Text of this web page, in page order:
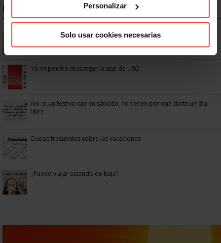
Personalizar
Solo usar cookies necesarias
NOTICIAS MÁS LEÍDAS
Se actualizan las patologías para acceder a la jubilación
Ya os podéis descargar la app de USO
No: si un festivo cae en sábado, no tienen por qué darte un día
libre
Dudas frecuentes sobre las vacaciones
¿Puedo viajar estando de baja?